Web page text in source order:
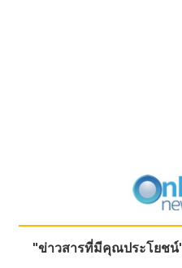
"ข่าวสารที่มีคุณประโยชน์